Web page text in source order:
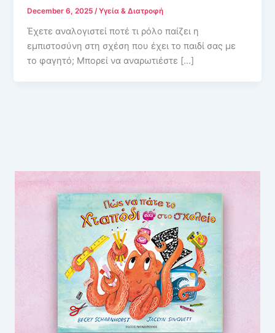
December 6, 2025/Υγεία & Διατροφή
Έχετε αναλογιστεί ποτέ τι ρόλο παίζει η
εμπιστοσύνη στη σχέση που έχει το παιδί σας με
το φαγητό; Μπορεί να αναρωτιέστε […]